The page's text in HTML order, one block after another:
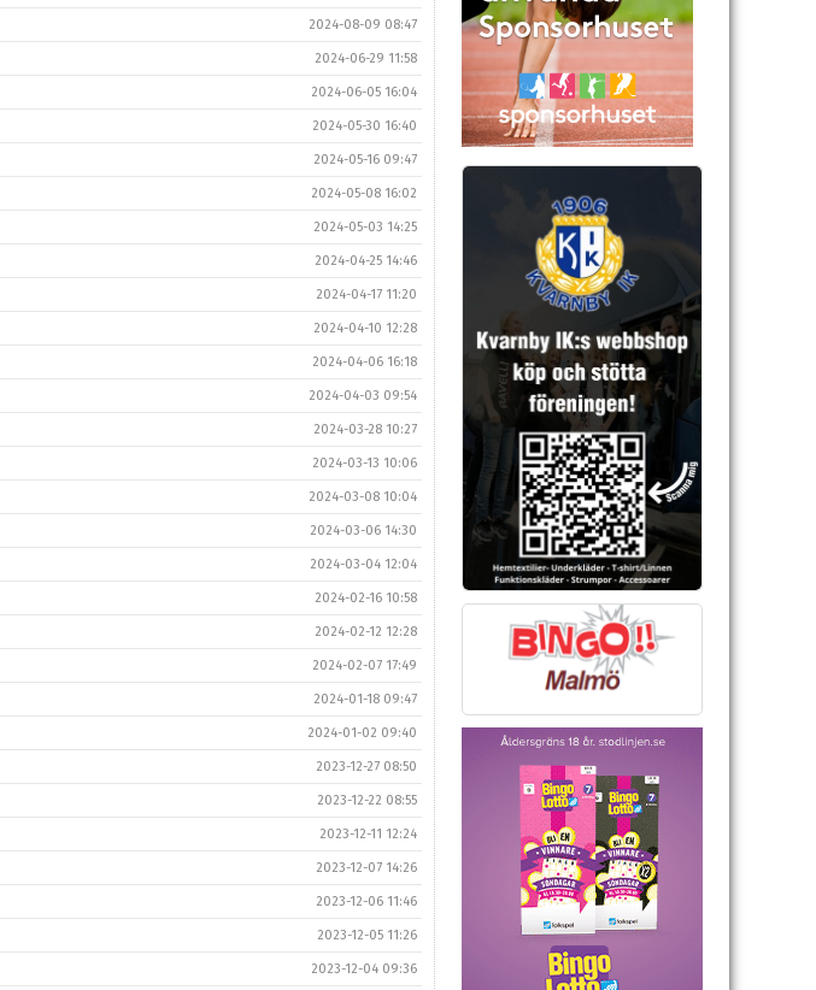
2024-08-09 08:47
2024-06-29 11:58
2024-06-05 16:04
2024-05-30 16:40
2024-05-16 09:47
2024-05-08 16:02
2024-05-03 14:25
2024-04-25 14:46
2024-04-17 11:20
2024-04-10 12:28
2024-04-06 16:18
2024-04-03 09:54
2024-03-28 10:27
2024-03-13 10:06
2024-03-08 10:04
2024-03-06 14:30
2024-03-04 12:04
2024-02-16 10:58
2024-02-12 12:28
2024-02-07 17:49
2024-01-18 09:47
2024-01-02 09:40
2023-12-27 08:50
2023-12-22 08:55
2023-12-11 12:24
2023-12-07 14:26
2023-12-06 11:46
2023-12-05 11:26
2023-12-04 09:36